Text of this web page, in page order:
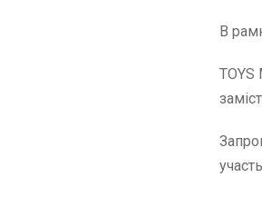
В
TOYS